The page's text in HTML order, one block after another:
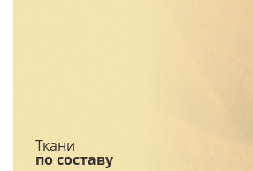
Ткани
по составу